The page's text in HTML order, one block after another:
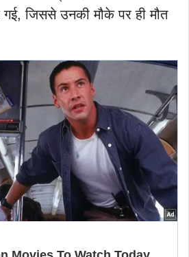
गई, जिससे उनकी मौके पर ही मौत